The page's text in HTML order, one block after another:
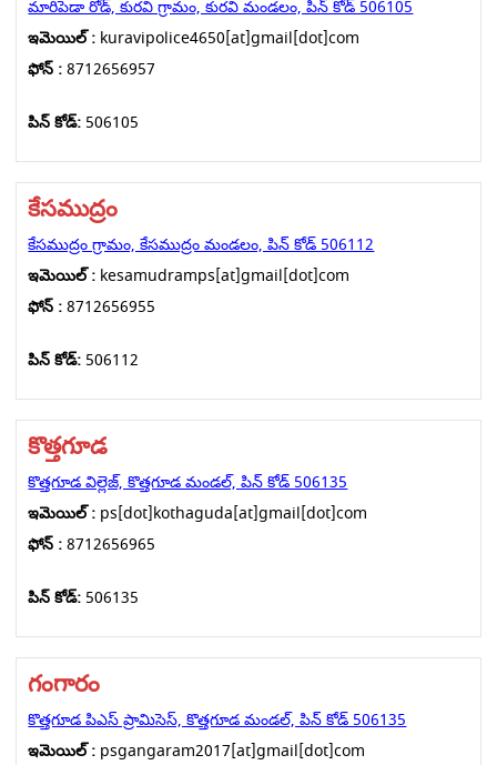
మారిపెడా రోడ్, కురవి గ్రామం, కురవి మండలం, పిన్ కోడ్ 506105
ఇమెయిల్ : kuravipolice4650[at]gmail[dot]com
ఫోన్ :8712656957
పిన్ కోడ్: 506105
కేసముద్రం
కేసముద్రం గ్రామం, కేసముద్రం మండలం, పిన్ కోడ్ 506112
ఇమెయిల్ : kesamudramps[at]gmail[dot]com
ఫోన్ :8712656955
పిన్ కోడ్: 506112
కొత్తగూడ
కొత్తగూడ విల్లెజ్, కొత్తగూడ మండల్, పిన్ కోడ్ 506135
ఇమెయిల్ : ps[dot]kothaguda[at]gmail[dot]com
ఫోన్ :8712656965
పిన్ కోడ్: 506135
గంగారం
కొత్తగూడ పిఎస్ ప్రామిసెస్, కొత్తగూడ మండల్, పిన్ కోడ్ 506135
ఇమెయిల్ : psgangaram2017[at]gmail[dot]com